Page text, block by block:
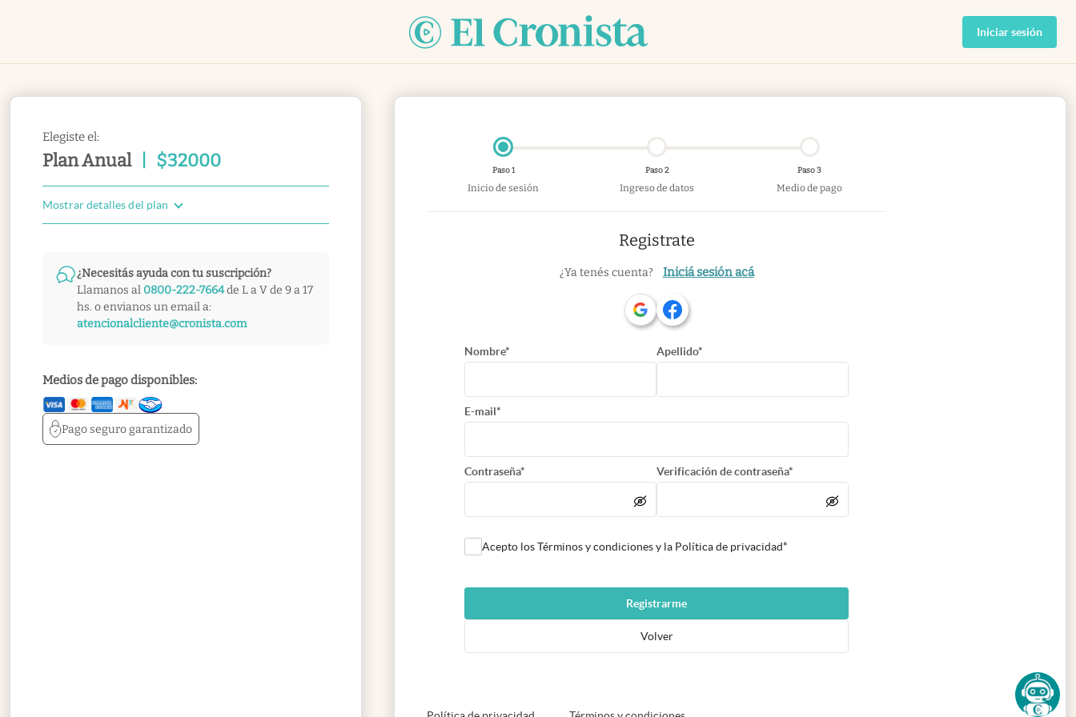
Iniciar sesión
Elegiste el:
Plan Anual $32000
Mostrar detalles del plan
¿Necesitás ayuda con tu suscripción?
Llamanos al 0800-222-7664de L a V de 9 a 17
hs. o envianos un email a:
atencionalcliente@cronista.com
Medios de pago disponibles:
Pago segurogarantizado
Paso 1
Inicio de sesión
Paso 2
Ingreso de datos
Paso 3
Medio de pago
Registrate
¿Ya tenés cuenta? Iniciá sesión acá
Nombre* Apellido*
E-mail*
Contraseña* Verificación de contraseña*
Acepto los Términos y condiciones y la Política de privacidad*
Registrarme
Volver